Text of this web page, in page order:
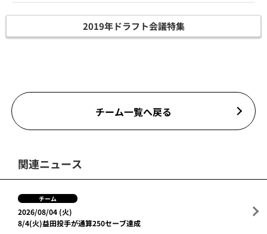
2019年ドラフト会議特集
チーム一覧へ戻る
関連ニュース
チーム
2026/08/04 (火)
8/4(火)益田投手が通算250セーブ達成